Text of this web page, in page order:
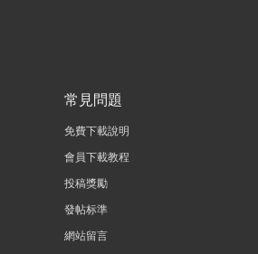
常見問題
免費下載說明
會員下載教程
投稿獎勵
發帖标準
網站留言